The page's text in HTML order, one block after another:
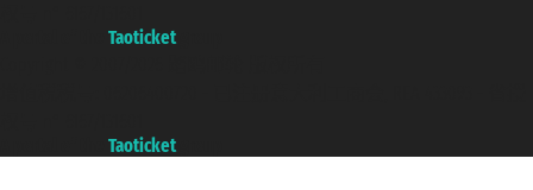
Taoticket
Taoticket